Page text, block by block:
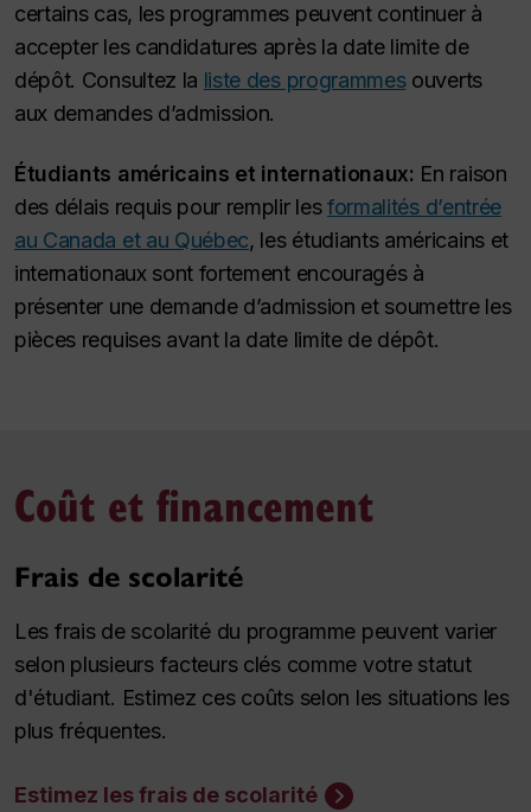
certains cas, les programmes peuvent continuer à
accepter les candidatures après la date limite de
dépôt. Consultez la liste des programmesouverts
aux demandes d’admission.
Étudiants américains et internationaux: En raison
des délais requis pour remplir lesformalités d’entrée
au Canada et au Québec, les étudiants américains et
internationaux sont fortement encouragés à
présenter une demande d’admission et soumettre les
pièces requises avant la date limite de dépôt.
Coût et financement
Frais de scolarité
Les frais de scolarité du programme peuvent varier
selon plusieurs facteurs clés comme votre statut
d'étudiant. Estimez ces coûts selon les situations les
plus fréquentes.
Estimez les frais de scolarité